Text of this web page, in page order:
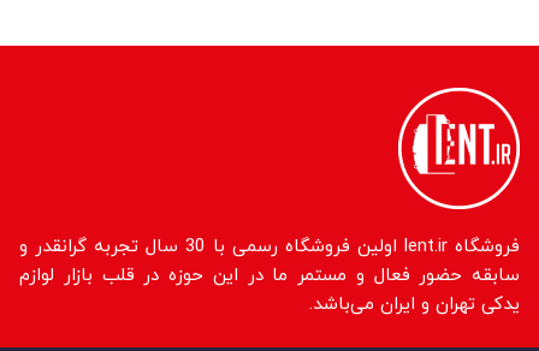
فروشگاه lent.ir اولین فروشگاه رسمی با 30 سال تجربه گرانقدر و
سابقه حضور فعال و مستمر ما در این حوزه در قلب بازار لوازم
یدکی تهران و ایران می‌باشد.